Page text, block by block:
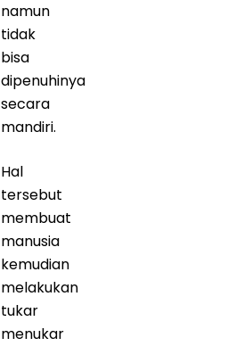
namun
tidak
bisa
dipenuhinya
secara
mandiri.
Hal
tersebut
membuat
manusia
kemudian
melakukan
tukar
menukar